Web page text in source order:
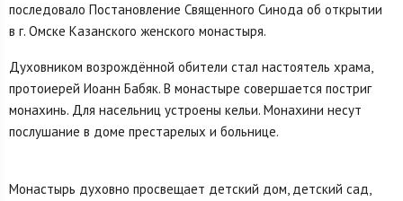
последовало Постановление Священного Синода об открытии
в г. Омске Казанского женского монастыря.
Духовником возрождённой обители стал настоятель храма,
протоиерей Иоанн Бабяк. В монастыре совершается постриг
монахинь. Для насельниц устроены кельи. Монахини несут
послушание в доме престарелых и больнице.
Монастырь духовно просвещает детский дом, детский сад,